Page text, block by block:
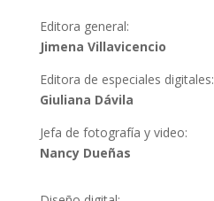
Editora general:
Jimena Villavicencio
Editora de especiales digitales:
Giuliana Dávila
Jefa de fotografía y video:
Nancy Dueñas